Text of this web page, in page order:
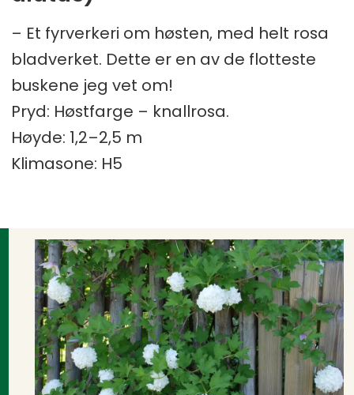
– Et fyrverkeri om høsten, med helt rosa
bladverket. Dette er en av de flotteste
buskene jeg vet om!
Pryd: Høstfarge – knallrosa.
Høyde: 1,2–2,5 m
Klimasone: H5